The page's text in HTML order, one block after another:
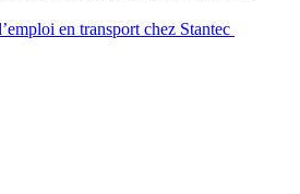
en transport chez Stantec